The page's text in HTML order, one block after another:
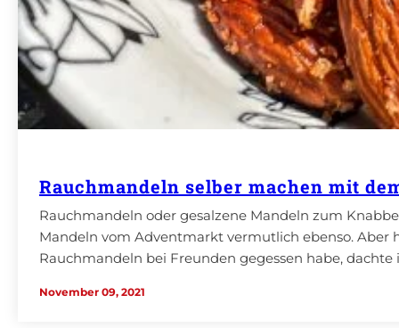
Rauchmandeln selber machen mit
Rauchmandeln oder gesalzene Mandeln zum
Mandeln vom Adventmarkt vermutlich ebenso. Aber
Rauchmandeln bei Freunden gegessen habe,
November 09, 2021